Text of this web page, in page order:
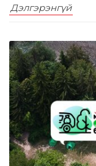
Дэлгэрэнгүй